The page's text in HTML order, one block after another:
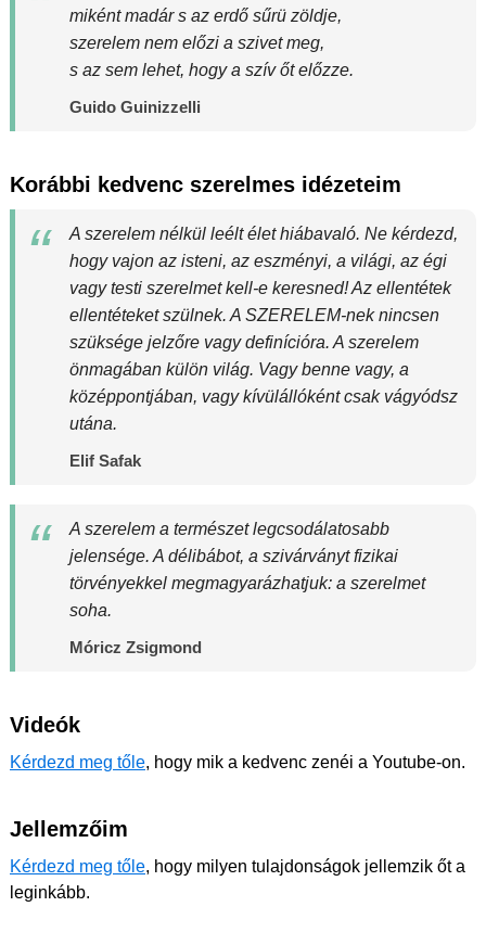
miként madár s az erdő sűrü zöldje,
szerelem nem előzi a szivet meg,
s az sem lehet, hogy a szív őt előzze.
Guido Guinizzelli
Korábbi kedvenc szerelmes idézeteim
A szerelem nélkül leélt élet hiábavaló. Ne kérdezd,
hogy vajon az isteni, az eszményi, a világi, az égi
vagy testi szerelmet kell-e keresned! Az ellentétek
ellentéteket szülnek. A SZERELEM-nek nincsen
szüksége jelzőre vagy definícióra. A szerelem
önmagában külön világ. Vagy benne vagy, a
középpontjában, vagy kívülállóként csak vágyódsz
utána.
Elif Safak
A szerelem a természet legcsodálatosabb
jelensége. A délibábot, a szivárványt fizikai
törvényekkel megmagyarázhatjuk: a szerelmet
soha.
Móricz Zsigmond
Videók
Kérdezd meg tőle, hogy mik a kedvenc zenéi a Youtube-on.
Jellemzőim
Kérdezd meg tőle, hogy milyen tulajdonságok jellemzik őt a
leginkább.